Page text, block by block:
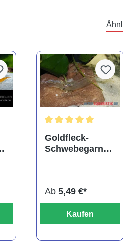
Goldfleck-
Schwebegarnel
Ab 5,49 €*
Kaufen